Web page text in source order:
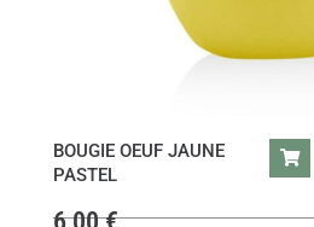
BOUGIE OEUF JAUNE
PASTEL